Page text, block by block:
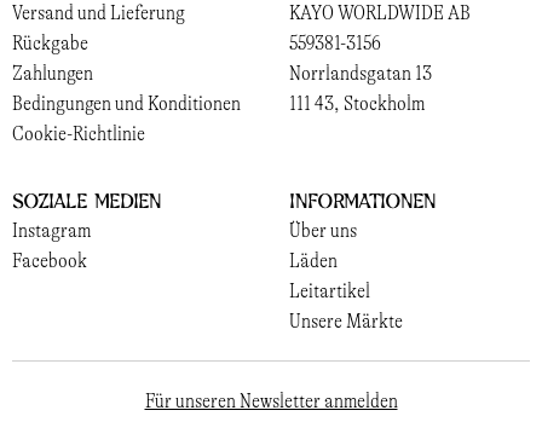
Versand und Lieferung
Rückgabe
Zahlungen
Bedingungen und Konditionen
Cookie-Richtlinie
KAYO WORLDWIDE AB
559381-3156
Norrlandsgatan 13
111 43, Stockholm
Soziale Medien
Instagram
Facebook
Informationen
Über uns
Läden
Leitartikel
Unsere Märkte
Für unseren Newsletter anmelden